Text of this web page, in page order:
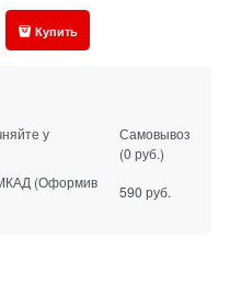
Купить
у
Самовывоз
(0 руб.)
(Оформив
590 руб.